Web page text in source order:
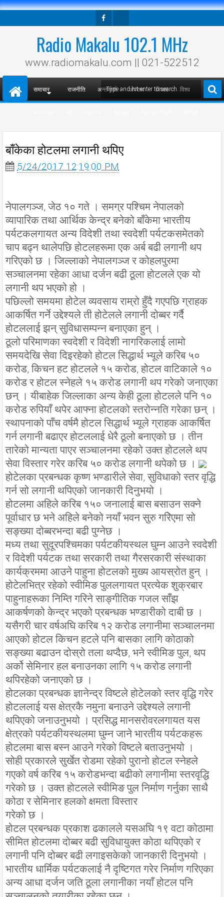
Radio Makalu 102.1 MHz
www.radiomakalu.com || 021-522512
समाचार राजनीति अन्तर्वार्ता अपराध विचार विश्व
बाँकेका होटलमा लगानी थपिए
5/24/2017 12:19:00 PM
नेपालगञ्ज, जेठ १० गते । समग्र पश्चिम नेपालको
व्यापारिक तथा आर्थिक केन्द्र बनेको बाँकेमा भारतीय
पर्यटकलगायत अन्य विदेशी तथा स्वदेशी पर्यटकसमेतको
चाप बढ्न थालेपछि होटलहरूमा एक अर्ब बढी लगानी थप
गरिएको छ । जिल्लाको नेपालगञ्ज र कोहलपुरमा
सञ्चालनमा रहेका आधा दर्जन बढी ठूला होटलले एक यो
लगानी थप भएको हो ।
पछिल्लो समयमा होटेल व्यवसाय राम्रो हुँदै गएपछि ग्राहक
आकर्षित गर्ने उद्देश्यले ती होटेलले लगानी दोब्बर गर्दै
होटललाई झन् सुविधासम्पन्न बनाएका हुन् ।
ठूलो परिमाणका स्वदेशी र विदेशी नागरिकलाई लामो
समयदेखि सेवा दिइरहेको होटल सिद्धार्थ भ्यूले करिब ५०
करोड, किचन हट होटलले १५ करोड, होटल वाटिकाले १०
करोड र होटल स्नेहले १५ करोड लगानी थप गरेको जनाएका
छन् । यीबाहेक जिल्लाका अन्य केही ठूला होटलले पनि १०
करोड रुपियाँ थपेर आफ्ना होटलको स्तरोन्नति गरेका छन् ।
स्थापनाको पाँच वर्षमै होटल सिद्धार्थ भ्यूले ग्राहक आकर्षित
गर्न लगानी बढाएर होटललाई धेरै ठूलो बनाएको छ । तीन
तारेको मान्यता पाएर सञ्चालनमा रहेको उक्त होटलले थप
सेवा विस्तार गरेर करिब ५० करोड लगानी थपेको छ ।
होटेलका प्रबन्धक कृष्ण भण्डारीले सेवा, सुविधाको स्तर वृद्धि
गर्न सो लगानी थपिएको जानकारी दिनुभयो ।
होटलमा अहिले करिब १५० जनालाई बास बसाउन सक्ने
पूर्वाधार छ भने अहिले बनेको नयाँ भवन सुरु गरिेएमा सो
सङ्ख्या दोब्बरभन्दा बढी पुग्नेछ ।
मध्य तथा सुदूरपश्चिमका पर्यटकीयस्थल घुम्न आउने स्वदेशी
र विदेशी पर्यटक तथा सरकारी तथा गैरसरकारी संस्थाका
कार्यक्रममा आउने पाहुना होटलको मुख्य आयस्रोत हुन् ।
होटेलभित्र रहेको स्वीमिङ पुललगायत प्रत्येक शुक्रबार
पाहुनाहरूका निम्ति गरिने साङ्गीतिक गजल साँझ
आकर्षणको केन्द्र भएको प्रबन्धक भण्डारीको दाबी छ ।
यसैगरी चार वर्षअघि करिब १२ करोड लगानीमा सञ्चालनमा
आएको होटल किचन हटले पनि बासका लागि कोठाको
सङ्ख्या बढाउन दोस्रो तला थप्दैछ, भने स्वीमिङ पुल, थप
अर्को सेमिनार हल बनाउनका लागि १५ करोड लगानी
थपिरहेको जनाएको छ ।
होटलका प्रबन्धक ज्ञानेन्द्र विष्टले होटेलको स्तर वृद्धि गरेर
होटललाई यस क्षेत्रकै नमुना बनाउने उद्देश्यले लगानी
थपिएको जनाउनुभयो । प्रसिद्ध मानसरोवरलगायत यस
क्षेत्रको पर्यटकीयस्थलमा घुम्न जाने भारतीय पर्यटकहरू
होटलमा बास बस्न आउने गरेको विष्टले बताउनुभयो ।
सोही प्रकारले सुर्खेत रोडमा रहेको पुरानो होटल स्नेहले
गएको वर्ष करिब १५ करोडभन्दा बढीको लगानीमा स्तरवृद्धि
गरेको छ । उक्त होटलले स्वीमिङ पुल निर्माण गर्नुका साथै
कोठा र सेमिनार हलको क्षमता विस्तार
गरेको छ ।
होटल प्रबन्धक प्रकाश ढकालले यसअघि १९ वटा कोठामा
सीमित होटलमा दोब्बर बढी सुविधायुक्त कोठा थपिएको र
लगानी पनि दोब्बर बढी लगाइसकेको जानकारी दिनुभयो ।
भारतीय धार्मिक पर्यटकलाई नै दृष्टिगत गरेर निर्माण गरिएका
अन्य आधा दर्जन जति ठूला लगानीका नयाँ होटल पनि